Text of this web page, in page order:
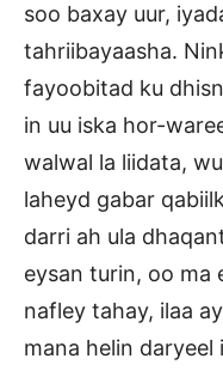
soo baxay uur,
tahriibayaasha.
fayoobitad ku
in uu iska hor-
walwal la liidata,
laheyd gabar
darri ah ula
eysan turin, oo ma
nafley tahay, ilaa
mana helin daryeel